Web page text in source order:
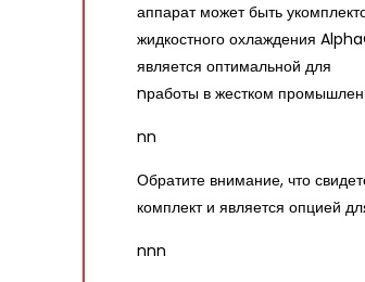
аппарат может быть
жидкостного охлаждения
является оптимальной для
nработы в жестком
nn
Обратите внимание, что
комплект и является опцией
nnn